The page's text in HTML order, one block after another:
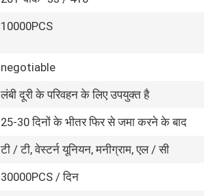
10000PCS
negotiable
लंबी दूरी के परिवहन के लिए उपयुक्त है
25-30 दिनों के भीतर फिर से जमा करने के बाद
टी / टी, वेस्टर्न यूनियन, मनीग्राम, एल / सी
30000PCS / दिन